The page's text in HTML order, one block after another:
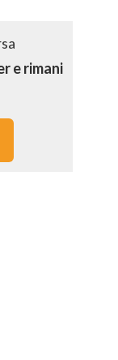
e rimani